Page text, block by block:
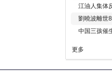
江油人集体
劉曉波離世
中国三孩催
更多